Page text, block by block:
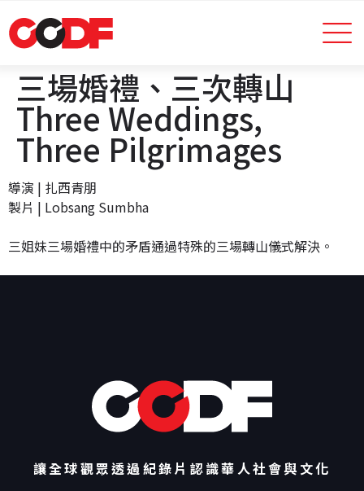
三場婚禮、三次轉山
Three Weddings,
Three Pilgrimages
導演 | 扎西青朋
製片 | Lobsang Sumbha
三姐妹三場婚禮中的矛盾通過特殊的三場轉山儀式解決。
讓全球觀眾透過紀錄片認識華人社會與文化